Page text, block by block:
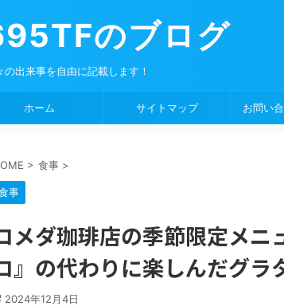
のブログ
の出来事を自由に記載します！
ホーム サイトマップ お問い
> 食事 >
事
メダ珈琲店の季節限定メニ
』の代わりに楽しんだグラ
2024年12月4日